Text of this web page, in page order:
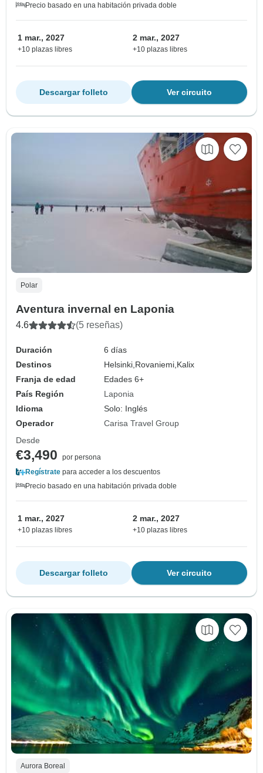
Precio basado en una habitación privada doble
1 mar., 2027
+10 plazas libres
2 mar., 2027
+10 plazas libres
Ver circuito
Descargar folleto
Polar
Aventura invernal en Laponia
4.6 (5 reseñas)
Duración
6 días
Destinos
Helsinki, Rovaniemi, Kalix
Franja de edad
Edades 6+
País Región
Laponia
Idioma
Solo: Inglés
Operador
Carisa Travel Group
Desde
€3,490
por persona
Regístrate para acceder a los descuentos
Precio basado en una habitación privada doble
1 mar., 2027
+10 plazas libres
2 mar., 2027
+10 plazas libres
Ver circuito
Descargar folleto
Aurora Boreal